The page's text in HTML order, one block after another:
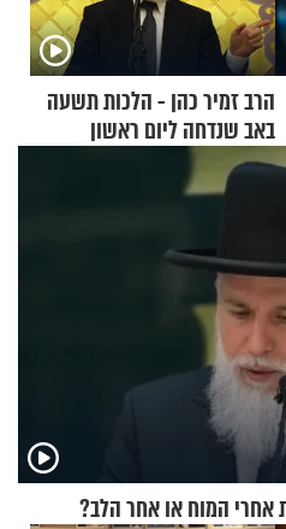
הרב זמיר כהן - הלכות תשעה
באב שנדחה ליום ראשון
אחרי המוח או אחר הלב?